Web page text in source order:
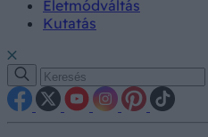
Életmódváltás
Kutatás